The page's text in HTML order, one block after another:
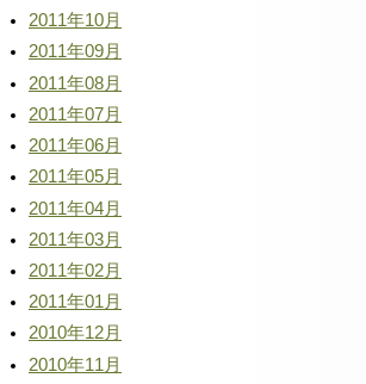
2011年10月
2011年09月
2011年08月
2011年07月
2011年06月
2011年05月
2011年04月
2011年03月
2011年02月
2011年01月
2010年12月
2010年11月